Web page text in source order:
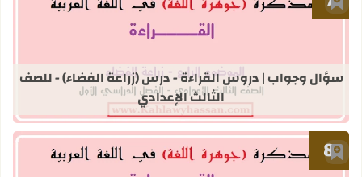
أضف إلى العلامات المرجعية
قراءة المزيد عن سؤال وجواب | دروس
سؤال وجواب | دروس القراءة - درس (زراعة الفضاء) - للصف
الثالث الإعدادي
أضف إلى العلامات المرجعية